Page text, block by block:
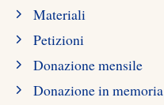
Materiali
Petizioni
Donazione mensile
Donazione in memoria